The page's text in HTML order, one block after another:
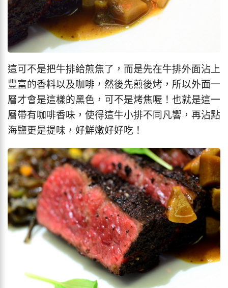
這可不是把牛排給煎焦了，而是先在牛排外面沾上
豐富的香料以及咖啡，然後先煎後烤，所以外面一
層才會是這樣的黑色，可不是烤焦喔！也就是這一
層帶有咖啡香味，使得這牛小排不同凡響，再沾點
海鹽更是提味，好鮮嫩好好吃！